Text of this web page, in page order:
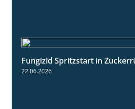
Fungizid Spritzstart in
22.06.2026